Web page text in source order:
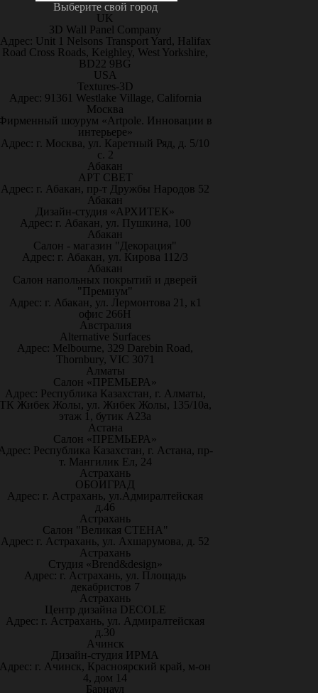
Выберите свой город
UK
3D Wall Panel Company
Адрес: Unit 1 Nelsons Transport Yard, Halifax
Road Cross Roads, Keighley, West Yorkshire,
BD22 9BG
USA
Textures-3D
Адрес: 91361 Westlake Village, California
Москва
шоурум «Artpole. Инновации в
интерьере»
Адрес: г. Москва, ул. Каретный Ряд, д. 5/10
с. 2
Абакан
АРТ СВЕТ
Адрес: г. Абакан, пр-т Дружбы Народов 52
Абакан
Дизайн-студия «АРХИТЕК»
Адрес: г. Абакан, ул. Пушкина, 100
Абакан
Салон - магазин "Декорация"
Адрес: г. Абакан, ул. Кирова 112/3
Абакан
Салон напольных покрытий и дверей
"Премиум"
Адрес: г. Абакан, ул. Лермонтова 21, к1
офис 266Н
Австралия
Alternative Surfaces
Адрес: Melbourne, 329 Darebin Road,
Thornbury, VIC 3071
Алматы
Салон «ПРЕМЬЕРА»
Адрес: Республика Казахстан, г. Алматы,
Жибек Жолы, ул. Жибек Жолы, 135/10а,
этаж 1, бутик А23а
Астана
Салон «ПРЕМЬЕРА»
Республика Казахстан, г. Астана, пр-
т. Мангилик Ел, 24
Астрахань
ОБОИГРАД
Адрес: г. Астрахань, ул.Адмиралтейская
д.46
Астрахань
Салон "Великая СТЕНА"
Адрес: г. Астрахань, ул. Ахшарумова, д. 52
Астрахань
Студия «Brend&design»
Адрес: г. Астрахань, ул. Площадь
декабристов 7
Астрахань
Центр дизайна DECOLE
Адрес: г. Астрахань, ул. Адмиралтейская
д.30
Ачинск
Дизайн-студия ИРМА
Адрес: г. Ачинск, Красноярский край, м-он
4, дом 14
Барнаул